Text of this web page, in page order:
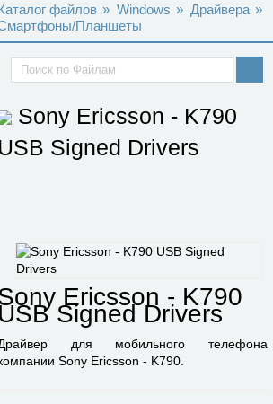
файлов » Windows » Драйвера »
Планшеты
Sony Ericsson - K790
Signed Drivers
Ericsson - K790
Signed Drivers
для мобильного телефона
Sony Ericsson - K790.